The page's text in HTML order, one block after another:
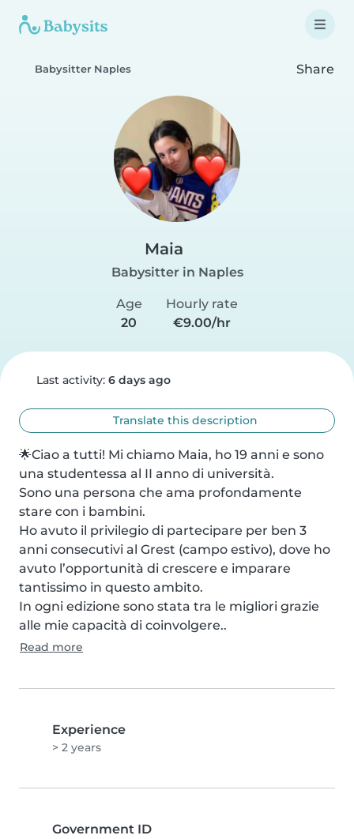
Babysitter Naples Share
Maia
Babysitter in Naples
Age
20
Hourly rate
€9.00/hr
Last activity: 6 days ago
Translate this description
🌟Ciao a tutti! Mi chiamo Maia, ho 19 anni e sono
una studentessa al II anno di università.
Sono una persona che ama profondamente
stare con i bambini.
Ho avuto il privilegio di partecipare per ben 3
anni consecutivi al Grest (campo estivo), dove ho
avuto l’opportunità di crescere e imparare
tantissimo in questo ambito.
In ogni edizione sono stata tra le migliori grazie
alle mie capacità di coinvolgere..
Read more
Experience
> 2 years
Government ID